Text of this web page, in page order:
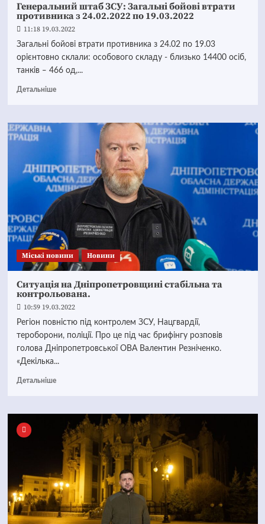
Генеральний штаб ЗСУ: Загальні бойові втрати
противника з 24.02.2022 по 19.03.2022
11:18 19.03.2022
Загальні бойові втрати противника з 24.02 по 19.03
орієнтовно склали: особового складу - близько 14400 осіб,
танків ‒ 466 од,...
Детальніше
Mіські новини Новини
Ситуація на Дніпропетровщині стабільна та
контрольована.
10:59 19.03.2022
Регіон повністю під контролем ЗСУ, Нацгвардії,
тероборони, поліції. Про це під час брифінгу розповів
голова Дніпропетровської ОВА Валентин Резніченко.
«Декілька...
Детальніше